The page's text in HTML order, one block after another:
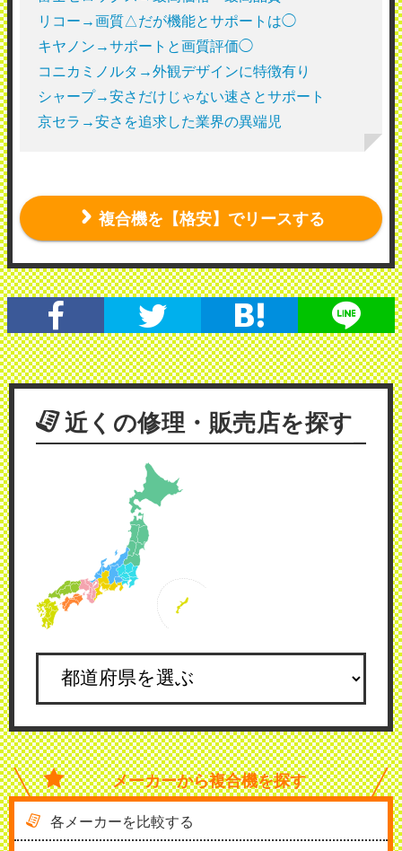
リコー→画質△だが機能とサポートは◯
キヤノン→サポートと画質評価◯
コニカミノルタ→外観デザインに特徴有り
シャープ→安さだけじゃない速さとサポート
京セラ→安さを追求した業界の異端児
複合機を【格安】でリースする
近くの修理・販売店を探す
メーカーから複合機を探す
各メーカーを比較する